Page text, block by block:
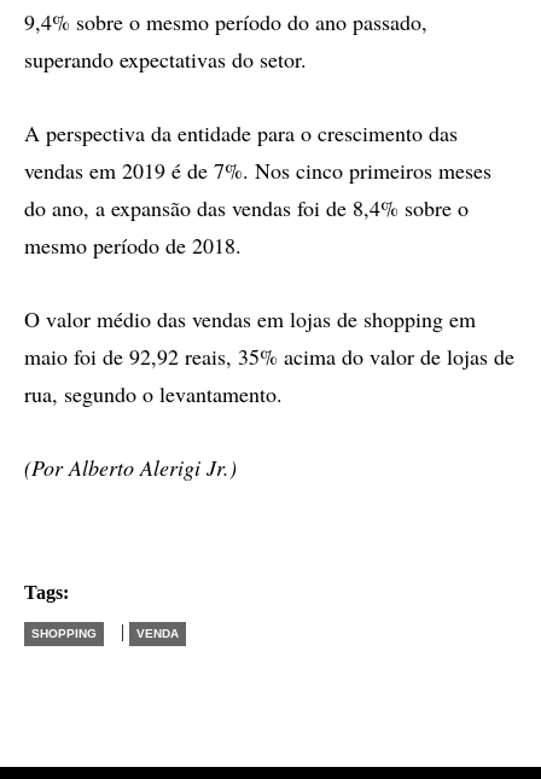
9,4% sobre o mesmo período do ano passado,
superando expectativas do setor.
A perspectiva da entidade para o crescimento das
vendas em 2019 é de 7%. Nos cinco primeiros meses
do ano, a expansão das vendas foi de 8,4% sobre o
mesmo período de 2018.
O valor médio das vendas em lojas de shopping em
maio foi de 92,92 reais, 35% acima do valor de lojas de
rua, segundo o levantamento.
(Por Alberto Alerigi Jr.)
Tags:
SHOPPING | VENDA